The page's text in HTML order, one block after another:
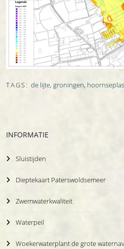
TAGS: de lijte, groningen, hoornseplas
INFORMATIE
Sluistijden
Dieptekaart Paterswoldsemeer
Zwemwaterkwaliteit
Waterpeil
Woekerwaterplant de grote